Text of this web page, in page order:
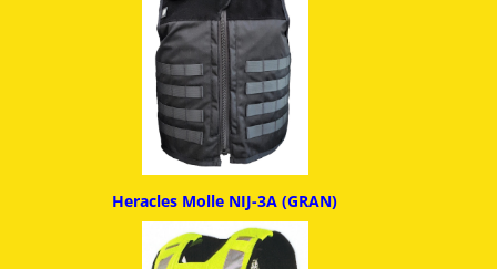
Heracles Molle NIJ-3A (GRAN)